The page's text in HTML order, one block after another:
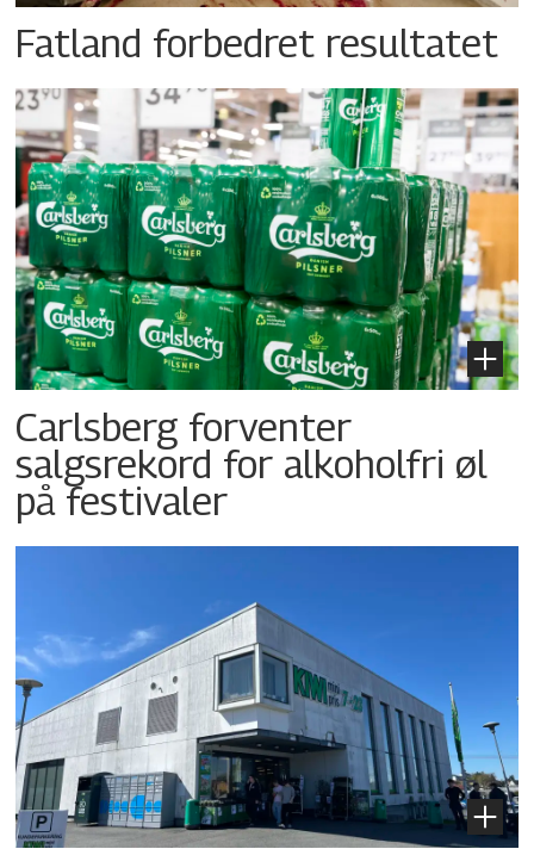
Fatland forbedret resultatet
Carlsberg forventer
salgsrekord for alkoholfri øl
på festivaler